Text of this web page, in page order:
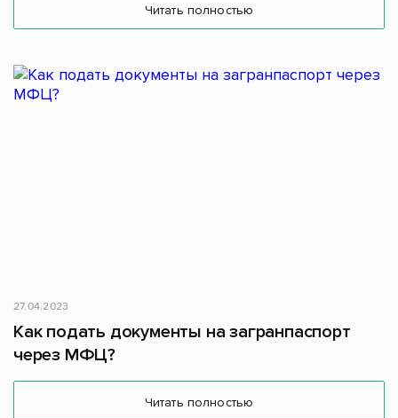
Читать полностью
27.04.2023
Как подать документы на загранпаспорт
через МФЦ?
Читать полностью